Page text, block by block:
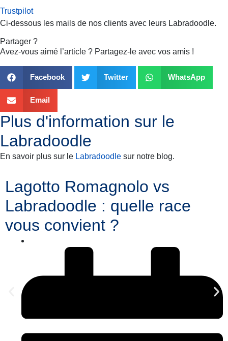
Trustpilot
Ci-dessous les mails de nos clients avec leurs Labradoodle.
Partager ?
Avez-vous aimé l’article ? Partagez-le avec vos amis !
Facebook Twitter WhatsApp
Email
Plus d'information sur le
Labradoodle
En savoir plus sur le Labradoodle sur notre blog.
Lagotto Romagnolo vs
Labradoodle : quelle race
vous convient ?